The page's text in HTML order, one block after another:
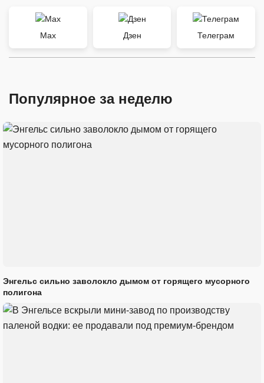
Max Дзен Телеграм
Популярное за неделю
Энгельс сильно заволокло дымом от горящего мусорного
полигона